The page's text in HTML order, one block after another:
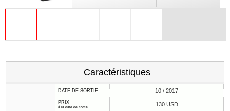
Caractéristiques
DATE DE SORTIE 10 / 2017
PRIX
à la date de sortie 130 USD